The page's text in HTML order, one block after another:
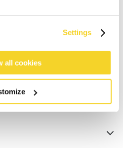
Settings
all cookies
dezelfde dag verzonden
orders boven € 50,- binnen